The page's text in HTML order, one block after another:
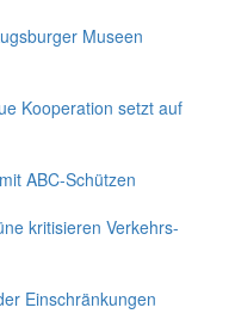
Museen
Kooperation setzt auf
ABC-Schüt­zen
kritisieren Verkehrs-
Einschränkungen